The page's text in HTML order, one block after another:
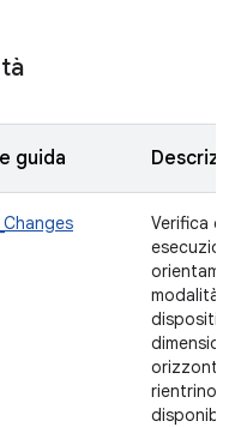
guida
Verifica
modalità
rientrino